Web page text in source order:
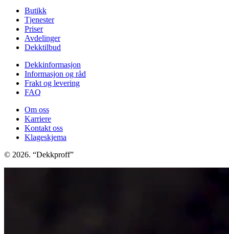
Butikk
Tjenester
Priser
Avdelinger
Dekktilbud
Dekkinformasjon
Informasjon og råd
Frakt og levering
FAQ
Om oss
Karriere
Kontakt oss
Klageskjema
© 2026. “Dekkproff”